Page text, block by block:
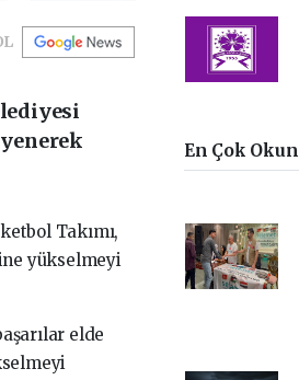
Takımı,
yükselmeyi
elde
En Çok